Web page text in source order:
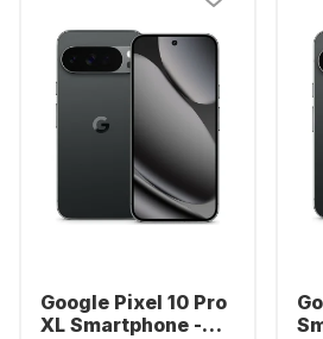
Google Pixel 10 Pro
XL Smartphone -